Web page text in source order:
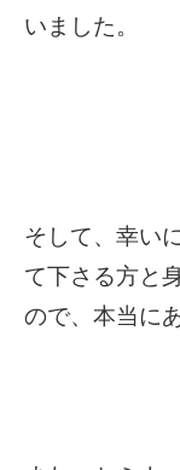
いました。
そして、幸い
て下さる方と
ので、本当に